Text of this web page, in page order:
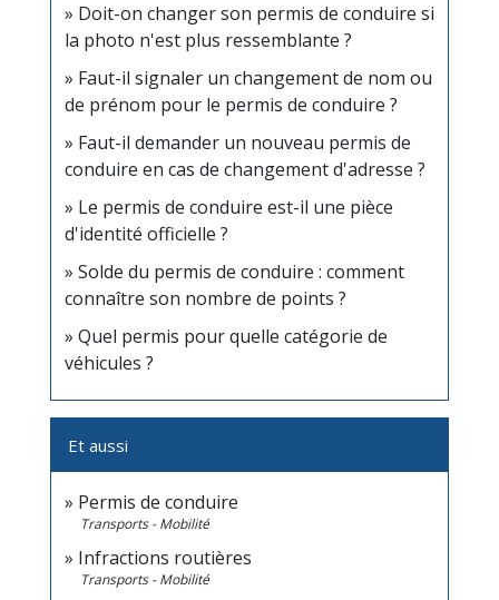
Doit-on changer son permis de conduire si
la photo n'est plus ressemblante ?
Faut-il signaler un changement de nom ou
de prénom pour le permis de conduire ?
Faut-il demander un nouveau permis de
conduire en cas de changement d'adresse ?
Le permis de conduire est-il une pièce
d'identité officielle ?
Solde du permis de conduire : comment
connaître son nombre de points ?
Quel permis pour quelle catégorie de
véhicules ?
Et aussi
Permis de conduire
Transports - Mobilité
Infractions routières
Transports - Mobilité